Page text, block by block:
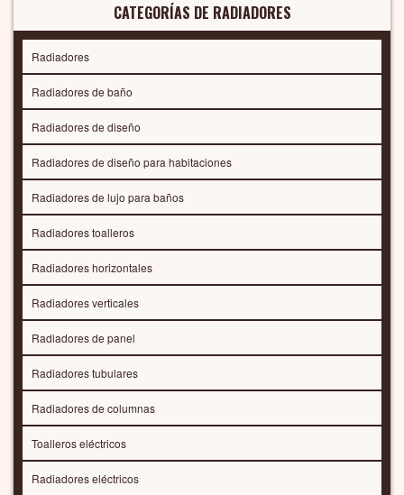
CATEGORÍAS DE RADIADORES
Radiadores
Radiadores de baño
Radiadores de diseño
Radiadores de diseño para habitaciones
Radiadores de lujo para baños
Radiadores toalleros
Radiadores horizontales
Radiadores verticales
Radiadores de panel
Radiadores tubulares
Radiadores de columnas
Toalleros eléctricos
Radiadores eléctricos